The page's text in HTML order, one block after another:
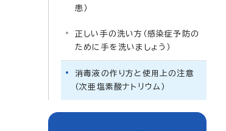
患）
正しい手の洗い方（感染症予防の
ために手を洗いましょう）
消毒液の作り方と使用上の注意
（次亜塩素酸ナトリウム）